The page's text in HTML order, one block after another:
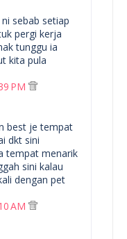
sebab setiap
pergi kerja
tunggu ia
kita pula
PM
best je tempat
dkt sini
tempat menarik
sini kalau
dengan pet
AM